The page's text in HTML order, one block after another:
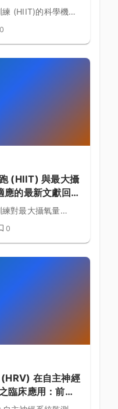
的黃金法則
(HIIT)的科學機
，詳細解析心臟每
與具體訓練課表排
0
(HIIT) 與最大攝
的最新文獻回
係探討 (第 106
對最大攝氧量
，提供間歇課表設
0
(HRV) 在自主神經
臨床應用：前沿
篇)